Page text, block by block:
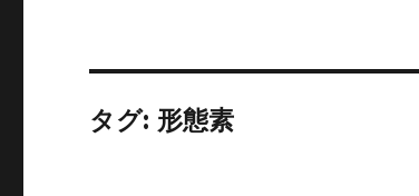
タグ: 形態素